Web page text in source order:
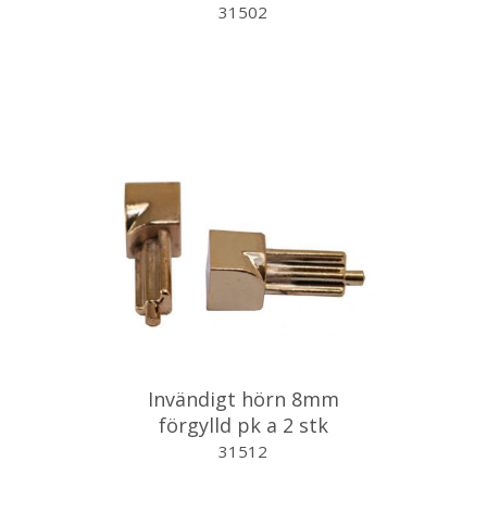
31502
Invändigt hörn 8mm
förgylld pk a 2 stk
31512